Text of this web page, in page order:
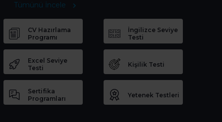
Tümünü İncele
CV Hazırlama
Programı
İngilizce Seviye
Testi
Excel Seviye
Testi
Kişilik Testi
Sertifika
Programları
Yetenek Testleri